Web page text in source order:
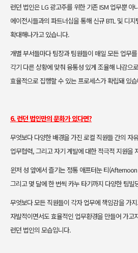
런던 법인은 LG 광고주를 위한 기존 ISM 업무뿐 아
에이전시들과의 파트너십을 통해 신규 BTL 및 디
확대해나가고 있습니다.
개별 부서들마다 팀장과 팀원들이 매일 모든 업무
각기 다른 상황에 맞춰 융통성 있게 조율해 나감으
효율적으로 집행할 수 있는 프로세스가 확립돼 있
6. 런던 법인만의 문화가 있다면?
무엇보다 다양한 배경을 가진 로컬 직원들 간의 자
업무협력, 그리고 자기 계발에 대한 적극적 지원을
윈저 성 앞에서 즐기는 정통 애프터눈 티
그리고 몇 달에 한 번씩 카누 타기까지 다양한 팀빌
무엇보다 모든 직원들이 각자 업무에 책임감을 가
자발적이면서도 효율적인 업무환경을 만들어 가고
런던 법인의 모습입니다.